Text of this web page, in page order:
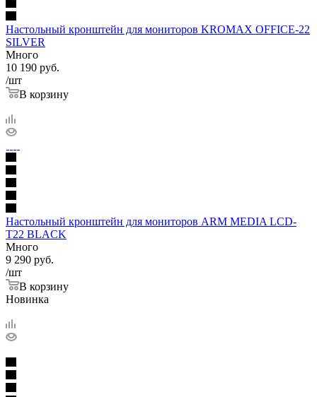
Настольный кронштейн для мониторов KROMAX OFFICE-22
SILVER
Много
10 190 руб.
/шт
В корзину
Настольный кронштейн для мониторов ARM MEDIA LCD-
T22 BLACK
Много
9 290 руб.
/шт
В корзину
Новинка